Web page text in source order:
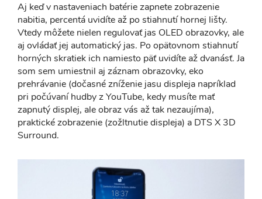
Aj keď v nastaveniach batérie zapnete zobrazenie
nabitia, percentá uvidíte až po stiahnutí hornej lišty.
Vtedy môžete nielen regulovať jas OLED obrazovky, ale
aj ovládať jej automatický jas. Po opätovnom stiahnutí
horných skratiek ich namiesto päť uvidíte až dvanásť. Ja
som sem umiestnil aj záznam obrazovky, eko
prehrávanie (dočasné zníženie jasu displeja napríklad
pri počúvaní hudby z YouTube, kedy musíte mať
zapnutý displej, ale obraz vás až tak nezaujíma),
praktické zobrazenie (zožltnutie displeja) a DTS X 3D
Surround.